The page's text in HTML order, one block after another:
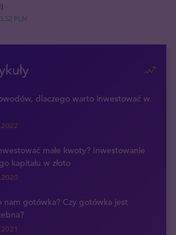
PLN
dlaczego warto inwestować w
małe kwoty? Inwestowanie
kapitału w złoto
nam gotówka? Czy gotówka jest